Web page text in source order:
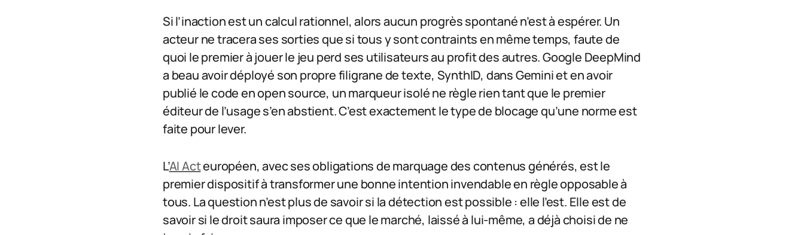
Si l’inaction est un calcul rationnel, alors aucun progrès spontané n’est à espérer. Un
acteur ne tracera ses sorties que si tous y sont contraints en même temps, faute de
quoi le premier à jouer le jeu perd ses utilisateurs au profit des autres. Google DeepMind
a beau avoir déployé son propre filigrane de texte, SynthID, dans Gemini et en avoir
publié le code en open source, un marqueur isolé ne règle rien tant que le premier
éditeur de l’usage s’en abstient. C’est exactement le type de blocage qu’une norme est
faite pour lever.
L’AI Acteuropéen, avec ses obligations de marquage des contenus générés, est le
premier dispositif à transformer une bonne intention invendable en règle opposable à
tous. La question n’est plus de savoir si la détection est possible : elle l’est. Elle est de
savoir si le droit saura imposer ce que le marché, laissé à lui-même, a déjà choisi de ne